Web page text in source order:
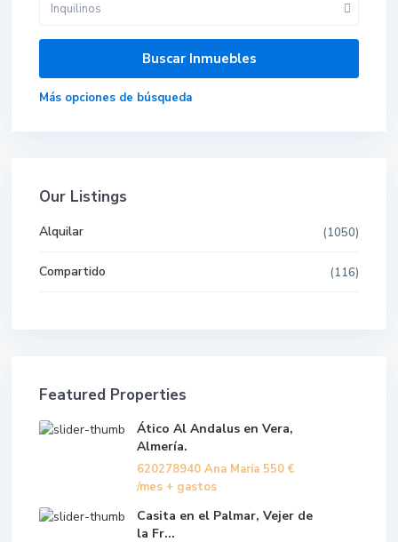
Inquilinos
Más opciones de búsqueda
Our Listings
Alquilar (1050)
Compartido (116)
Featured Properties
Ático Al Andalus en Vera,
Almería.
620278940 Ana María 550 €
/mes + gastos
Casita en el Palmar, Vejer de
la Fr...